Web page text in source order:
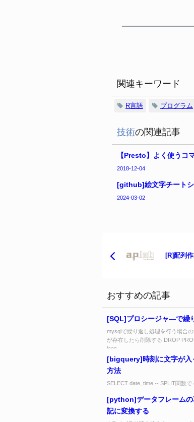
関連キーワード
R言語 プログラム
技術の関連記事
【Presto】よく使うコ
2018-12-04
[github]絵文字チート
2024-03-02
[R]配列
おすすめの記事
[SQL]プロシージャ―で繰
mysqlで繰り返し処理を行う場合
が存在したら削除する DROP
loop_...
[bigquery]時刻に文字が入
方法
SELECT date_time -- SPLIT関数で
[python]データフレームの
記に変換する